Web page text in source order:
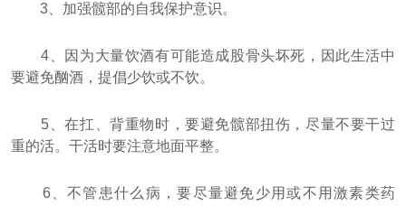
3、加强髋部的自我保护意识。
4、因为大量饮酒有可能造成股骨头坏死，因此生活中
要避免酗酒，提倡少饮或不饮。
5、在扛、背重物时，要避免髋部扭伤，尽量不要干过
重的活。干活时要注意地面平整。
6、不管患什么病，要尽量避免少用或不用激素类药